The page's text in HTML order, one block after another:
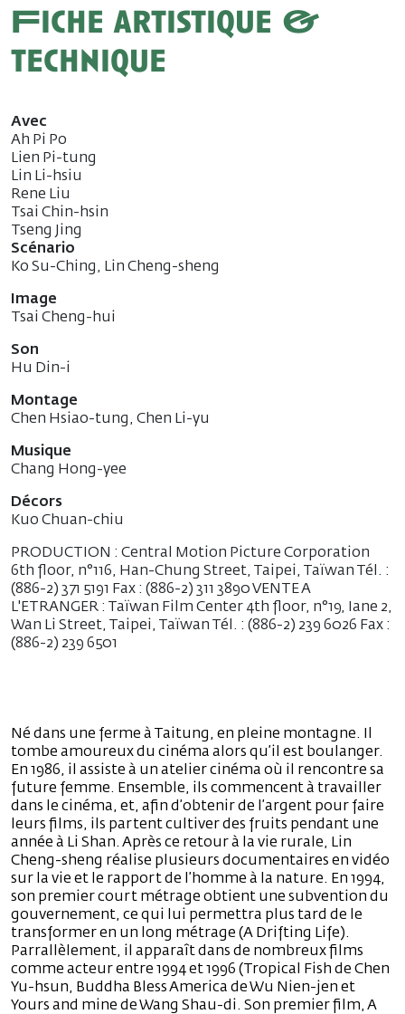
Fiche artistique &
technique
Avec
Ah Pi Po
Lien Pi-tung
Lin Li-hsiu
Rene Liu
Tsai Chin-hsin
Tseng Jing
Scénario
Ko Su-Ching, Lin Cheng-sheng
Image
Tsai Cheng-hui
Son
Hu Din-i
Montage
Chen Hsiao-tung, Chen Li-yu
Musique
Chang Hong-yee
Décors
Kuo Chuan-chiu
PRODUCTION : Central Motion Picture Corporation
6th floor, n°116, Han-Chung Street, Taipei, Taïwan Tél. :
(886-2) 371 5191 Fax : (886-2) 311 3890 VENTE A
L'ETRANGER : Taïwan Film Center 4th floor, n°19, Iane 2,
Wan Li Street, Taipei, Taïwan Tél. : (886-2) 239 6026 Fax :
(886-2) 239 6501
Né dans une ferme à Taitung, en pleine montagne. Il
tombe amoureux du cinéma alors qu’il est boulanger.
En 1986, il assiste à un atelier cinéma où il rencontre sa
future femme. Ensemble, ils commencent à travailler
dans le cinéma, et, afin d’obtenir de l’argent pour faire
leurs films, ils partent cultiver des fruits pendant une
année à Li Shan. Après ce retour à la vie rurale, Lin
Cheng-sheng réalise plusieurs documentaires en vidéo
sur la vie et le rapport de l’homme à la nature. En 1994,
son premier court métrage obtient une subvention du
gouvernement, ce qui lui permettra plus tard de le
transformer en un long métrage (A Drifting Life).
Parrallèlement, il apparaît dans de nombreux films
comme acteur entre 1994 et 1996 (Tropical Fish de Chen
Yu-hsun, Buddha Bless America de Wu Nien-jen et
Yours and mine de Wang Shau-di. Son premier film, A